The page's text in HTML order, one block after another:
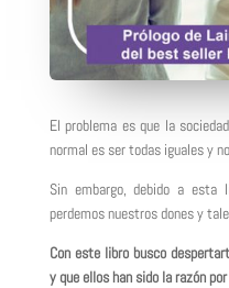
El problema es que la
normal es ser todas iguales y
Sin embargo, debido a
perdemos nuestros dones y
Con este libro busco
y que ellos han sido la razón